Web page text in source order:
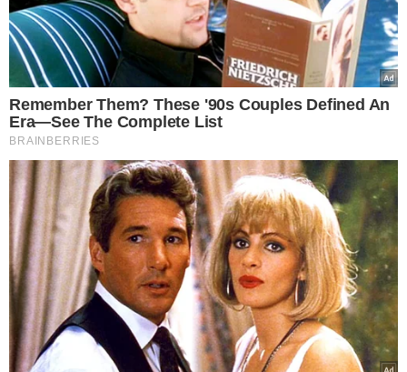
Com o triunfo,o time chegou a 40 pontos e segue em
sexto lugar na tabela, consolidando sua posição no
G6.O Palmeiras permaneceu com 49 pontos, na terceira
colocação, atrás de Botafogo e Flamengo. Na próxima
rodada, marcada para quarta-feira (1), o Bahia visita o
Botafogo, enquanto o Palmeiras recebe o Vasco no
Allianz Parque.